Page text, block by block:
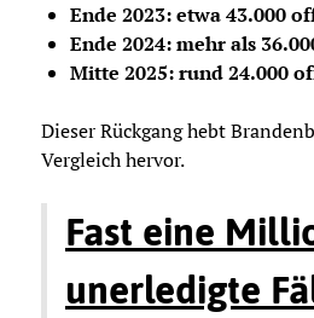
Ende 2023: etwa 43.000
Ende 2024: mehr als
Mitte 2025: rund 24.000
Dieser Rückgang hebt
Vergleich hervor.
Fast eine
unerledigte